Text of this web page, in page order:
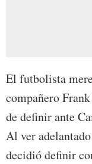
El futbolista
compañero
de definir ante
Al ver
decidió definir